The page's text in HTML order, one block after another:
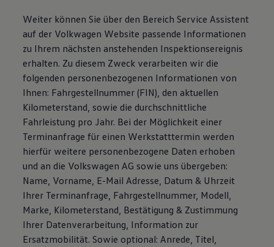
Weiter können Sie über den Bereich Service Assistent
auf der Volkwagen Website passende Informationen
zu Ihrem nächsten anstehenden Inspektionsereignis
erhalten. Zu diesem Zweck verarbeiten wir die
folgenden personenbezogenen Informationen von
Ihnen: Fahrgestellnummer (FIN), den aktuellen
Kilometerstand, sowie die durchschnittliche
Fahrleistung pro Jahr. Bei der Möglichkeit einer
Terminanfrage für einen Werkstatttermin werden
hierfür weitere personenbezogene Daten erhoben
und an die Volkswagen AG sowie uns übergeben:
Name, Vorname, E-Mail Adresse, Datum & Uhrzeit
Ihrer Terminanfrage, Fahrgestellnummer, Modell,
Marke, Kilometerstand, Bestätigung & Zustimmung
Ihrer Datenverarbeitung, Information zur
Ersatzmobilität. Sowie optional: Anrede, Titel,